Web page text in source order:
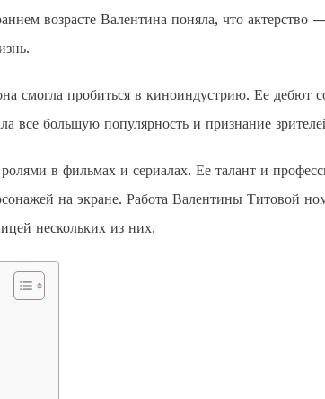
возрасте Валентина поняла, что актерство
смогла пробиться в киноиндустрию. Ее дебют
все большую популярность и признание
в фильмах и сериалах. Ее талант и
на экране. Работа Валентины Титовой
нескольких из них.